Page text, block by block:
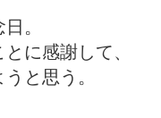
。
に感謝して、
と思う。